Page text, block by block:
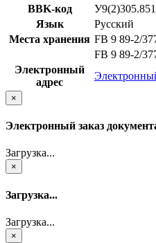
BBK-код
Язык
Русский
Места хранения FB 9 89-2/
FB 9 89-2/
Электронный
адрес
×
Электронный заказ
Загрузка...
×
Загрузка...
Загрузка...
×